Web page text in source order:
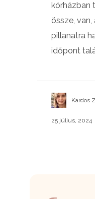
kórházban
össze,
pillanatra
időpont
Kardos
25 július, 2024